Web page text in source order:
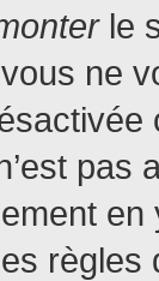
le
ne
pas
règles